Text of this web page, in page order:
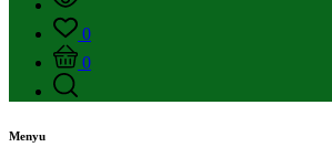
0
0
Menyu